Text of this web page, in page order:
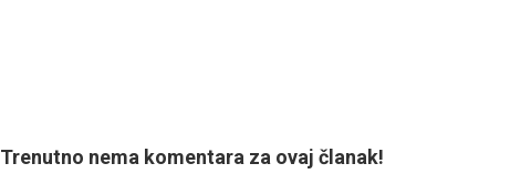
Trenutno nema komentara za ovaj članak!